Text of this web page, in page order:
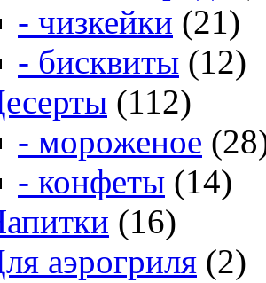
- чизкейки (21)
- бисквиты (12)
(112)
- мороженое
- конфеты (14)
(16)
аэрогриля (2)